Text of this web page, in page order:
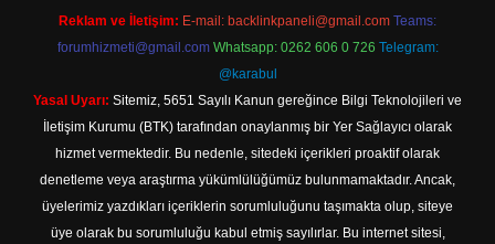
Reklam ve İletişim: E-mail: backlinkpaneli@gmail.com Teams:
forumhizmeti@gmail.com Whatsapp: 0262 606 0 726 Telegram:
@karabul
Yasal Uyarı: Sitemiz, 5651 Sayılı Kanun gereğince Bilgi Teknolojileri ve
İletişim Kurumu (BTK) tarafından onaylanmış bir Yer Sağlayıcı olarak
hizmet vermektedir. Bu nedenle, sitedeki içerikleri proaktif olarak
denetleme veya araştırma yükümlülüğümüz bulunmamaktadır. Ancak,
üyelerimiz yazdıkları içeriklerin sorumluluğunu taşımakta olup, siteye
üye olarak bu sorumluluğu kabul etmiş sayılırlar. Bu internet sitesi,